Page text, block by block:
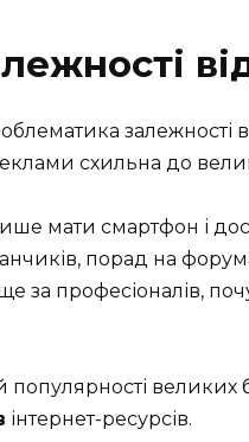
залежності
схильна до
мати смартфон і
порад на
за професіоналів,
великих
інтернет-ресурсів.